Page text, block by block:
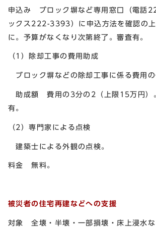
申込み ブロック塀など専用窓口（電話
ックス222-3393）に申込方法を確認の
に。予算がなくなり次第終了。審査有。
（1）除却工事の費用助成
ブロック塀などの除却工事に係る費用の
助成額 費用の3分の2（上限15万円）
有。
（2）専門家による点検
建築士による外観の点検。
料金 無料。
被災者の住宅再建などへの支援
対象 全壊・半壊・一部損壊・床上浸水